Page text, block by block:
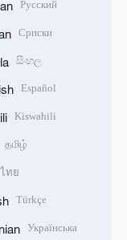
Русский
Српски
සිංහල
Español
Kiswahili
தமிழ்
ไทย
Türkçe
Українська